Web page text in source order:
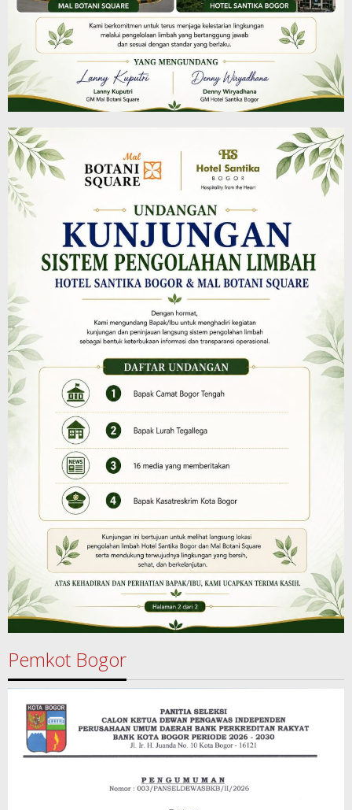
Pemkot Bogor